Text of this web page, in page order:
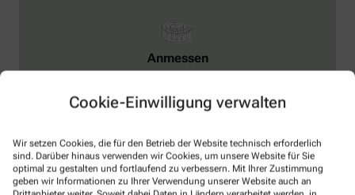
Cookie-Einwilligung verwalten
Wir setzen Cookies, die für den Betrieb der Website technisch erforderlich
sind. Darüber hinaus verwenden wir Cookies, um unsere Website für Sie
optimal zu gestalten und fortlaufend zu verbessern. Mit Ihrer Zustimmung
geben wir Informationen zu Ihrer Verwendung unserer Website auch an
Anmessen
Kompressionsstrümpfe